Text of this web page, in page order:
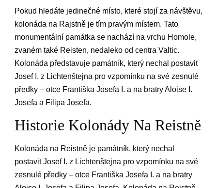
Pokud hledáte jedinečné místo, které stojí za návštěvu,
kolonáda na Rajstně je tím pravým místem. Tato
monumentální památka se nachází na vrchu Homole,
zvaném také Reisten, nedaleko od centra Valtic.
Kolonáda představuje památník, který nechal postavit
Josef I. z Lichtenštejna pro vzpomínku na své zesnulé
předky – otce Františka Josefa I. a na bratry Aloise I.
Josefa a Filipa Josefa.
Historie Kolonády Na Reistně
Kolonáda na Reistně je památník, který nechal
postavit Josef I. z Lichtenštejna pro vzpomínku na své
zesnulé předky – otce Františka Josefa I. a na bratry